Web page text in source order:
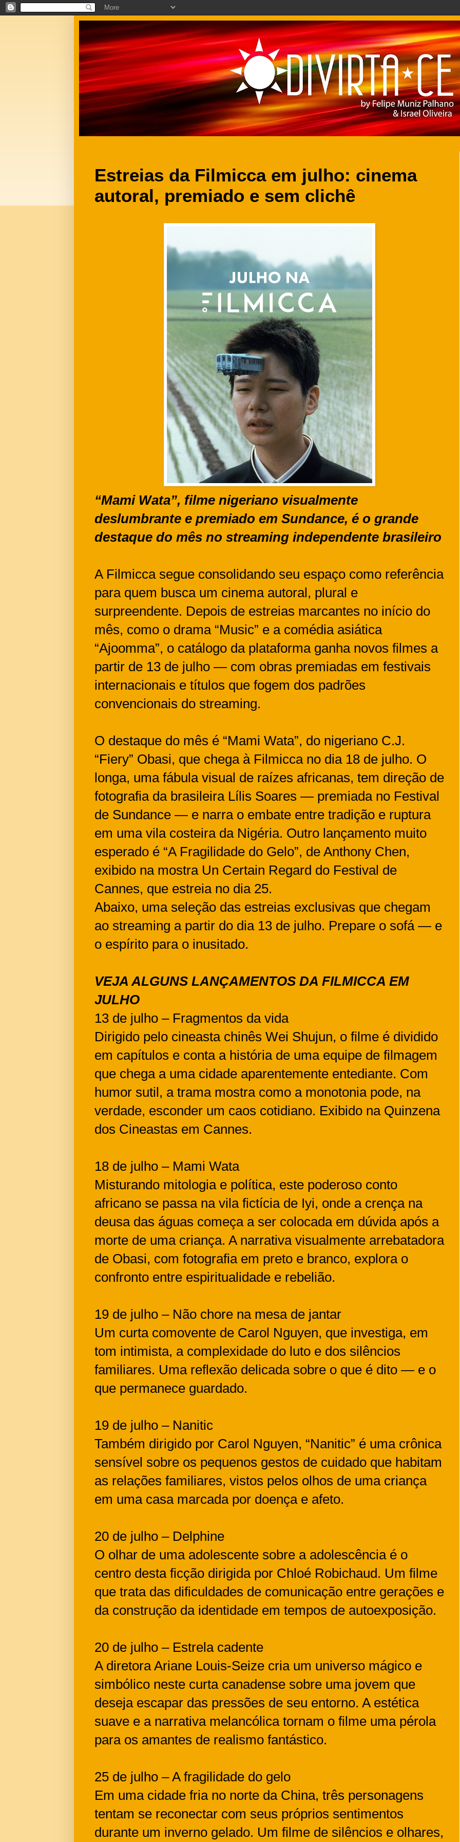
Estreias da Filmicca em julho: cinema
autoral, premiado e sem clichê
“Mami Wata”, filme nigeriano visualmente
deslumbrante e premiado em Sundance, é o grande
destaque do mês no streaming independente brasileiro
A Filmicca segue consolidando seu espaço como referência
para quem busca um cinema autoral, plural e
surpreendente. Depois de estreias marcantes no início do
mês, como o drama “Music” e a comédia asiática
“Ajoomma”, o catálogo da plataforma ganha novos filmes a
partir de 13 de julho — com obras premiadas em festivais
internacionais e títulos que fogem dos padrões
convencionais do streaming.
O destaque do mês é “Mami Wata”, do nigeriano C.J.
“Fiery” Obasi, que chega à Filmicca no dia 18 de julho. O
longa, uma fábula visual de raízes africanas, tem direção de
fotografia da brasileira Lílis Soares — premiada no Festival
de Sundance — e narra o embate entre tradição e ruptura
em uma vila costeira da Nigéria. Outro lançamento muito
esperado é “A Fragilidade do Gelo”, de Anthony Chen,
exibido na mostra Un Certain Regard do Festival de
Cannes, que estreia no dia 25.
Abaixo, uma seleção das estreias exclusivas que chegam
ao streaming a partir do dia 13 de julho. Prepare o sofá — e
o espírito para o inusitado.
VEJA ALGUNS LANÇAMENTOS DA FILMICCA EM
JULHO
13 de julho – Fragmentos da vida
Dirigido pelo cineasta chinês Wei Shujun, o filme é dividido
em capítulos e conta a história de uma equipe de filmagem
que chega a uma cidade aparentemente entediante. Com
humor sutil, a trama mostra como a monotonia pode, na
verdade, esconder um caos cotidiano. Exibido na Quinzena
dos Cineastas em Cannes.
18 de julho – Mami Wata
Misturando mitologia e política, este poderoso conto
africano se passa na vila fictícia de Iyi, onde a crença na
deusa das águas começa a ser colocada em dúvida após a
morte de uma criança. A narrativa visualmente arrebatadora
de Obasi, com fotografia em preto e branco, explora o
confronto entre espiritualidade e rebelião.
19 de julho – Não chore na mesa de jantar
Um curta comovente de Carol Nguyen, que investiga, em
tom intimista, a complexidade do luto e dos silêncios
familiares. Uma reflexão delicada sobre o que é dito — e o
que permanece guardado.
19 de julho – Nanitic
Também dirigido por Carol Nguyen, “Nanitic” é uma crônica
sensível sobre os pequenos gestos de cuidado que habitam
as relações familiares, vistos pelos olhos de uma criança
em uma casa marcada por doença e afeto.
20 de julho – Delphine
O olhar de uma adolescente sobre a adolescência é o
centro desta ficção dirigida por Chloé Robichaud. Um filme
que trata das dificuldades de comunicação entre gerações e
da construção da identidade em tempos de autoexposição.
20 de julho – Estrela cadente
A diretora Ariane Louis-Seize cria um universo mágico e
simbólico neste curta canadense sobre uma jovem que
deseja escapar das pressões de seu entorno. A estética
suave e a narrativa melancólica tornam o filme uma pérola
para os amantes de realismo fantástico.
25 de julho – A fragilidade do gelo
Em uma cidade fria no norte da China, três personagens
tentam se reconectar com seus próprios sentimentos
durante um inverno gelado. Um filme de silêncios e olhares,